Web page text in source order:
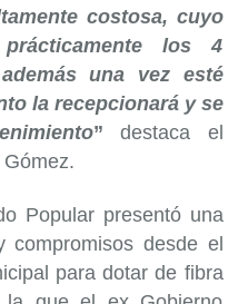
costosa, cuyo
los 4
una vez esté
la recepcionará y se
”destaca el
Popular presentó una
compromisos desde el
para dotar de fibra